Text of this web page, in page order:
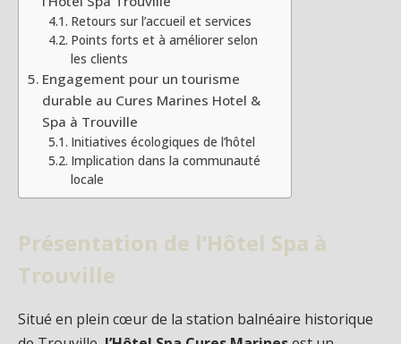
Retours sur l’accueil et services
Points forts et à améliorer selon
les clients
Engagement pour un tourisme
durable au Cures Marines Hotel &
Spa à Trouville
Initiatives écologiques de l’hôtel
Implication dans la communauté
locale
Présentation de l’Hôtel Spa à
Trouville
Situé en plein cœur de la station balnéaire historique